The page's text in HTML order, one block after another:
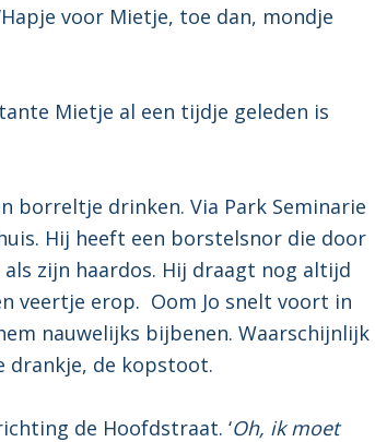
voor Mietje, toe dan, mondje
Mietje al een tijdje geleden is
borreltje drinken. Via Park Seminarie
Hij heeft een borstelsnor die door
zijn haardos. Hij draagt nog altijd
veertje erop. Oom Jo snelt voort in
nauwelijks bijbenen. Waarschijnlijk
drankje, de kopstoot.
de Hoofdstraat. ‘Oh, ik moet